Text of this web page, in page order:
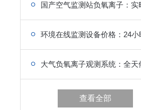
查看全部